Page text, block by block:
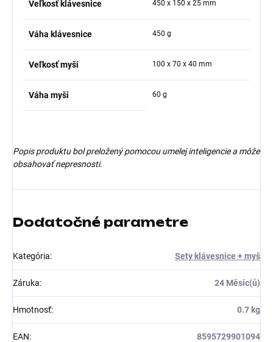
Veľkosť klávesnice 450 x 150 x 25 mm
Váha klávesnice 450 g
Veľkosť myši 100 x 70 x 40 mm
Váha myši 60 g
Popis produktu bol preložený pomocou umelej inteligencie a môže
obsahovať nepresnosti.
Dodatočné parametre
Kategória: Sety klávesnice + myš
Záruka: 24 Měsíc(ů)
Hmotnosť: 0.7 kg
EAN: 8595729901094